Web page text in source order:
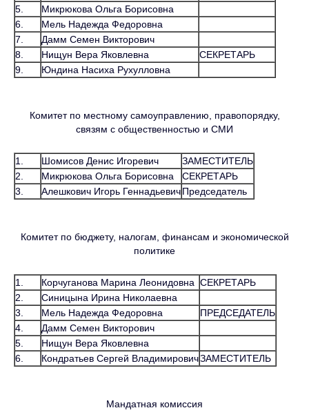
5.
Микрюкова Ольга Борисовна
6.
Мель Надежда Федоровна
7.
Дамм Семен Викторович
8.
Нищун Вера Яковлевна
СЕКРЕТАРЬ
9.
Юндина Насиха Рухулловна
Комитет по местному самоуправлению, правопорядку,
связям с общественностью и СМИ
1. Шомисов Денис Игоревич
ЗАМЕСТИТЕЛЬ
2.
Микрюкова Ольга Борисовна
СЕКРЕТАРЬ
3.
Алешкович Игорь ГеннадьевичПредседатель
Комитет по бюджету, налогам, финансам и экономической
политике
1. Корчуганова Марина Леонидовна СЕКРЕТАРЬ
2.
Синицына Ирина Николаевна
3.
Мель Надежда Федоровна
ПРЕДСЕДАТЕЛЬ
4.
Дамм Семен Викторович
5.
Нищун Вера Яковлевна
6.
Кондратьев Сергей ВладимировичЗАМЕСТИТЕЛЬ
Мандатная комиссия